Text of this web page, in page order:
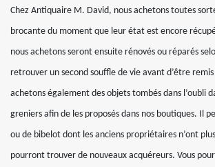
Chez Antiquaire M. David, nous achetons toutes
brocante du moment que leur état est encore
nous achetons seront ensuite rénovés ou réparés
retrouver un second souffle de vie avant d’être
achetons également des objets tombés dans l’oubli
greniers afin de les proposés dans nos boutiques. Il
ou de bibelot dont les anciens propriétaires n’ont
pourront trouver de nouveaux acquéreurs. Vous